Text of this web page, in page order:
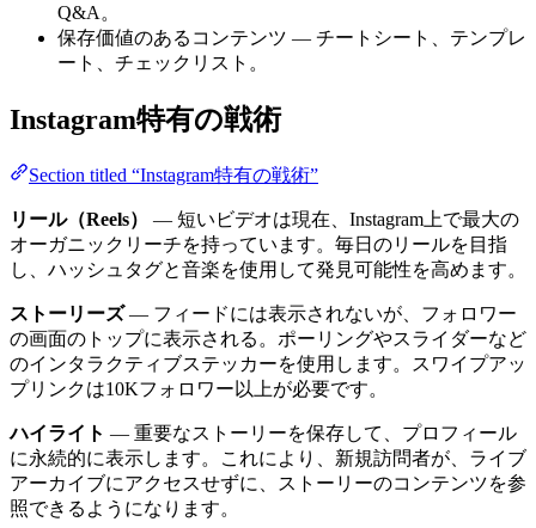
Q&A。
保存価値のあるコンテンツ — チートシート、テンプレ
ート、チェックリスト。
Instagram特有の戦術
Section titled “Instagram特有の戦術”
リール（Reels）
— 短いビデオは現在、Instagram上で最大の
オーガニックリーチを持っています。毎日のリールを目指
し、ハッシュタグと音楽を使用して発見可能性を高めます。
ストーリーズ— フィードには表示されないが、フォロワー
の画面のトップに表示される。ポーリングやスライダーなど
のインタラクティブステッカーを使用します。スワイプアッ
プリンクは10Kフォロワー以上が必要です。
ハイライト — 重要なストーリーを保存して、プロフィール
に永続的に表示します。これにより、新規訪問者が、ライブ
アーカイブにアクセスせずに、ストーリーのコンテンツを参
照できるようになります。